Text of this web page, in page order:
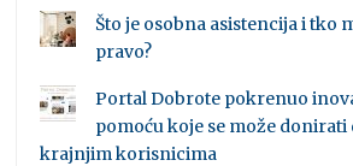
Što je osobna asistencija i tko
pravo?
Portal Dobrote pokrenuo
pomoću koje se može
krajnjim korisnicima